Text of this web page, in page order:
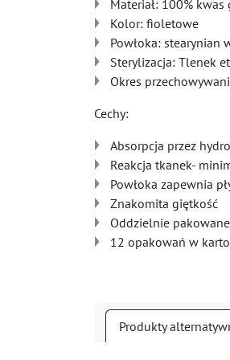
Materiał: 100%
Kolor: fioletowe
Powłoka:
Sterylizacja: Tlenek
Okres
Cechy:
Absorpcja przez
Reakcja tkanek-
Powłoka zapewnia
Znakomita giętkość
Oddzielnie
12 opakowań w
Produkty